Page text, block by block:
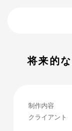
将来的
制作内容
クライアント